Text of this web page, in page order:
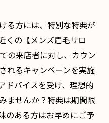
る方には、特別な特典が
くの【メンズ眉毛サロ
の来店者に対し、カウン
れるキャンペーンを実施
ドバイスを受け、理想的
ませんか？特典は期間限
のある方はお早めにご予